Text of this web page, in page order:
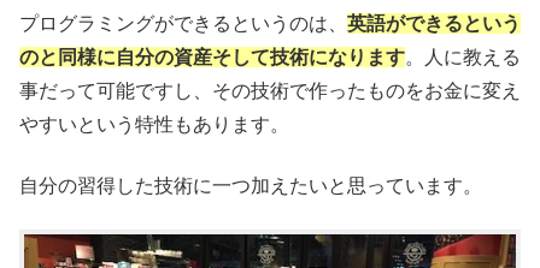
プログラミングができるというのは、 英語ができるという
のと同様に自分の資産そして技術になります。人に教える
事だって可能ですし、その技術で作ったものをお金に変え
やすいという特性もあります。
自分の習得した技術に一つ加えたいと思っています。